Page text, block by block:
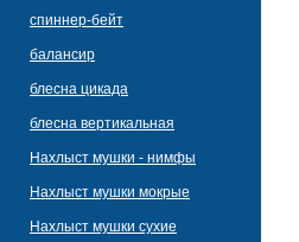
спиннер-бейт
балансир
блесна цикада
блесна вертикальная
Нахлыст мушки - нимфы
Нахлыст мушки мокрые
Нахлыст мушки сухие